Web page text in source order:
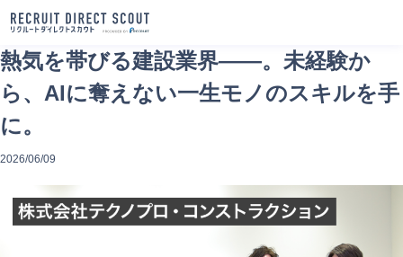
熱気を帯びる建設業界——。未経験か
ら、AIに奪えない一生モノのスキルを手
に。
2026/06/09